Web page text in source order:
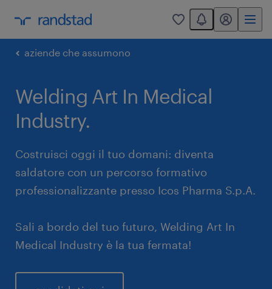
0
You have 0
my randstad
aziende che assumono
Welding Art In Medical
Industry.
Costruisci oggi il tuo domani: diventa
saldatore con un percorso formativo
professionalizzante presso Icos Pharma S.p.A.
Sali a bordo del tuo futuro, Welding Art In
Medical Industry è la tua fermata!